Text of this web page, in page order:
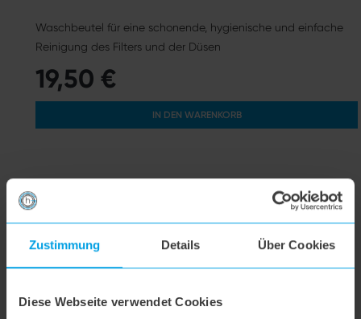
Zustimmung Details Über Cookies
Diese Webseite verwendet Cookies
Waschbeutel für eine schonende, hygienische und einfache
Reinigung des Filters und der Düsen
19,50 €
IN DEN WARENKORB